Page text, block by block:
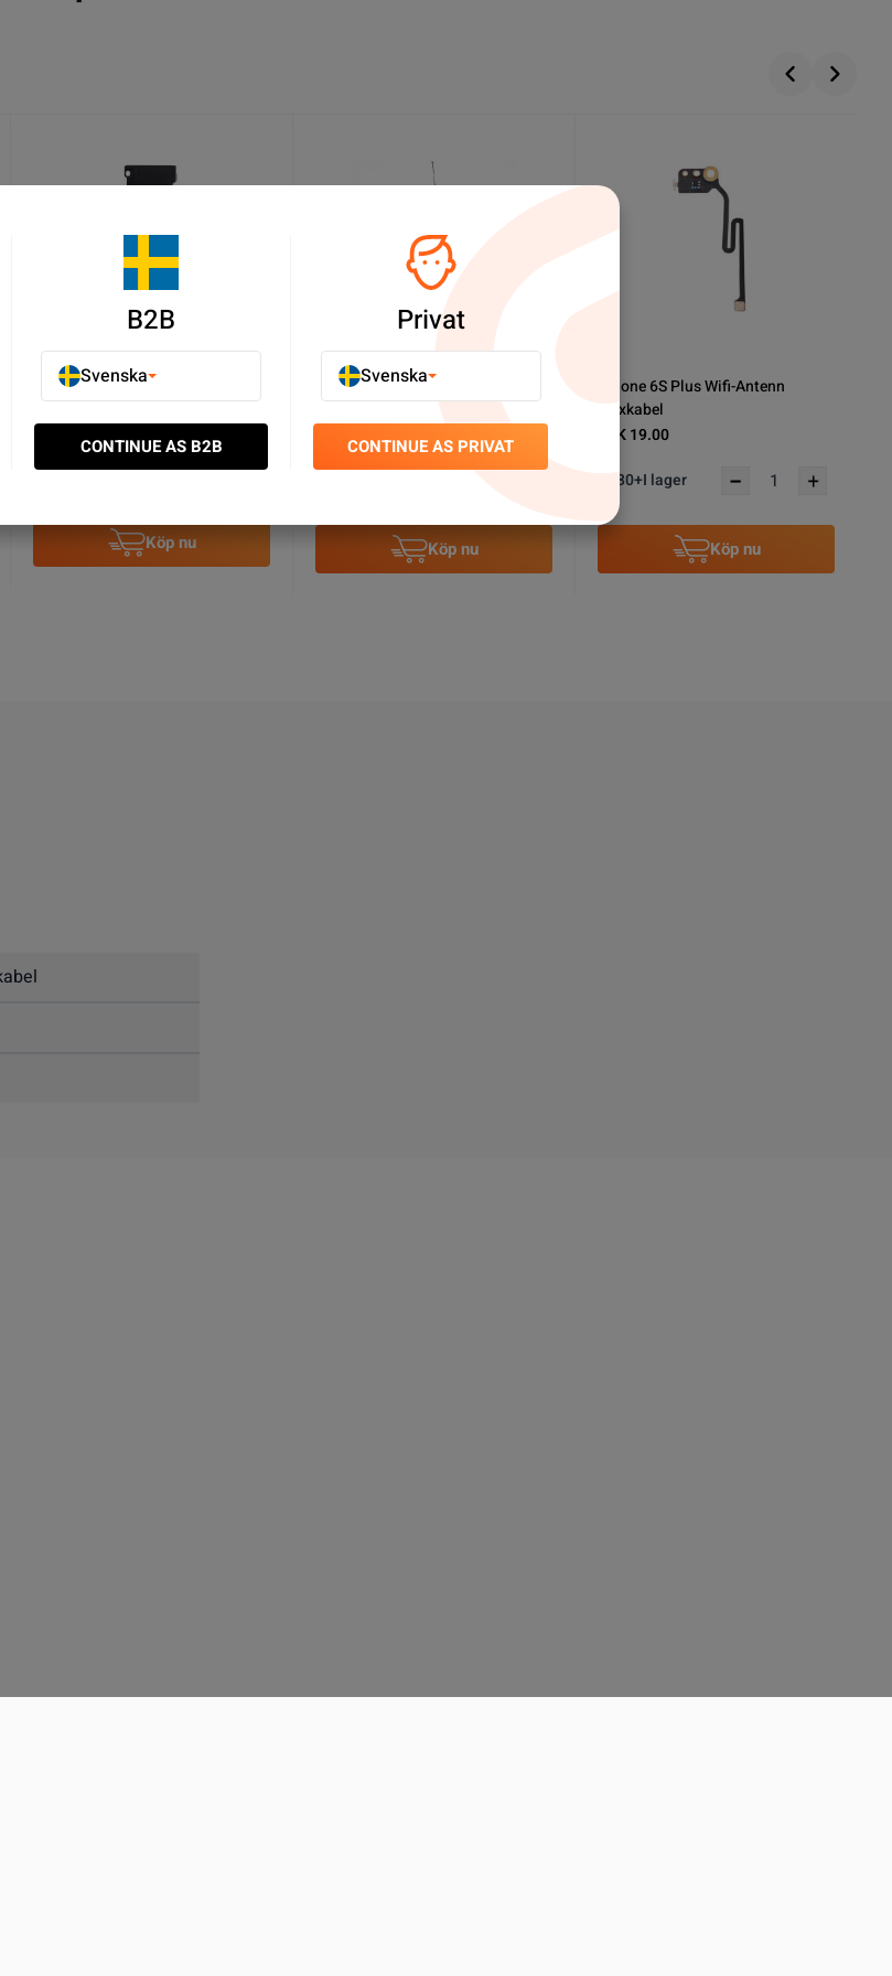
iPhone 6S Plus Framkamera med
SEK 69.00
Köp nu
iPhone 6S Plus Testkabel för LCD
SEK 19.00
Köp nu
iPhone 6S Plus/6 Plus Kameralins
- Guld
SEK 19.00
30+I lager
Köp nu
B2B
Svenska
CONTINUE AS B2B
Privat
Svenska
CONTINUE AS PRIVAT